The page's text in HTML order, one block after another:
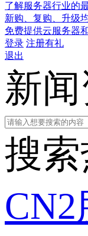
了解服务器行业的
新购、复购、升级
免费提供云服务器
登录 注册有礼
退出
新
搜索